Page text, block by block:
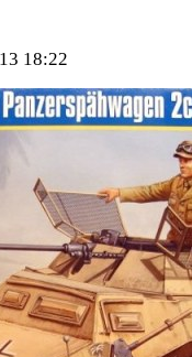
18:22